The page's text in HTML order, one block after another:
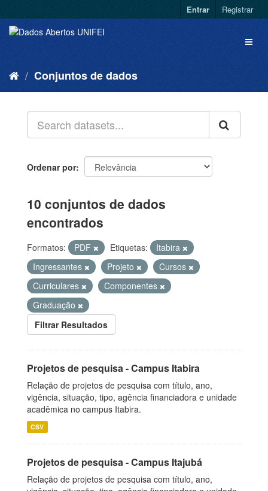
Entrar Registrar
Conjuntos de dados
Ordenar por
10 conjuntos de dados
encontrados
Formatos: PDF Etiquetas:
Itabira
Ingressantes
Projeto
Cursos
Curriculares
Componentes
Graduação
Filtrar Resultados
Projetos de pesquisa - Campus Itabira
Relação de projetos de pesquisa com título, ano,
vigência, situação, tipo, agência financiadora e unidade
acadêmica no campus Itabira.
CSV
Projetos de pesquisa - Campus Itajubá
Relação de projetos de pesquisa com título, ano,